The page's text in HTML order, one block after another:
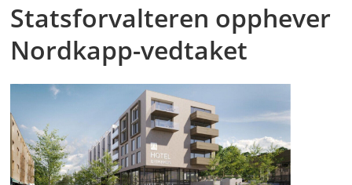
Statsforvalteren opphever
Nordkapp-vedtaket